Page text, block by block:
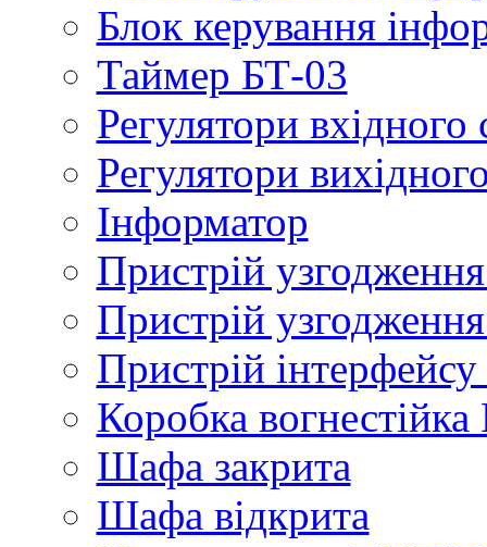
Блок керування
Таймер БТ-03
Регулятори вхідного
Регулятори
Інформатор
Пристрій
Пристрій
Пристрій
Коробка
Шафа закрита
Шафа відкрита